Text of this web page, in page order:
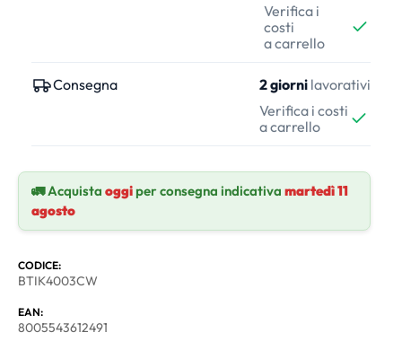
Verifica i
costi
a carrello
Consegna 2 giorni lavorativi
Verifica i costi
a carrello
🚛 Acquista oggiper consegna indicativa martedì 11
agosto
CODICE:
BTIK4003CW
EAN:
8005543612491